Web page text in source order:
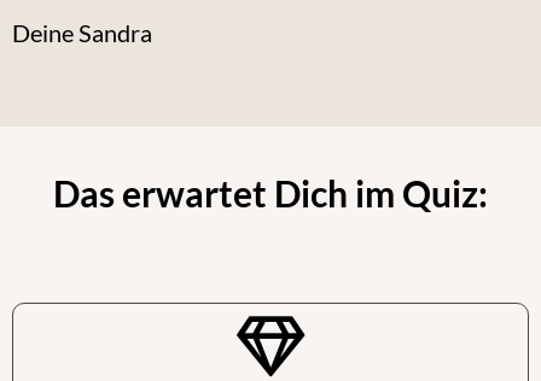
Deine Sandra
Das erwartet Dich im Quiz: